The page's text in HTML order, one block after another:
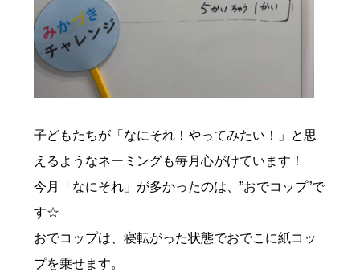
子どもたちが「なにそれ！やってみたい！」と思
えるようなネーミングも毎月心がけています！
今月「なにそれ」が多かったのは、”おでコップ”で
す☆
おでコップは、寝転がった状態でおでこに紙コッ
プを乗せます。